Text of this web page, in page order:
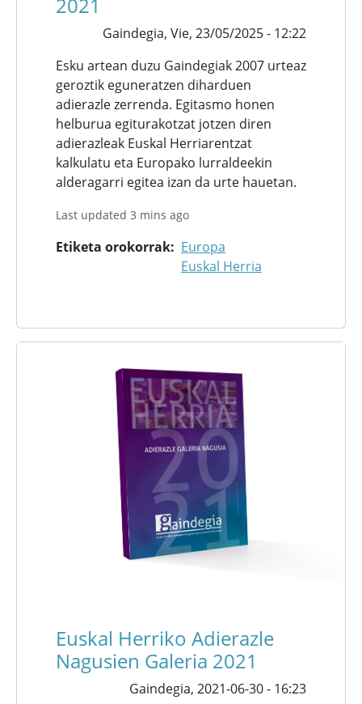
Gaindegia, Vie, 23/05/2025 - 12:22
Esku artean duzu Gaindegiak 2007 urteaz
geroztik eguneratzen diharduen
adierazle zerrenda. Egitasmo honen
helburua egiturakotzat jotzen diren
adierazleak Euskal Herriarentzat
kalkulatu eta Europako lurraldeekin
alderagarri egitea izan da urte hauetan.
Last updated 3 mins ago
Etiketa orokorrak
Europa
Euskal Herria
Euskal Herriko Adierazle
Nagusien Galeria 2021
Gaindegia, 2021-06-30 - 16:23